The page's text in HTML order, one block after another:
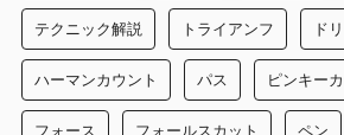
テクニック解説 トライアンフ ド
ハーマンカウント パス ピンキー
フォース フォールスカット ペン